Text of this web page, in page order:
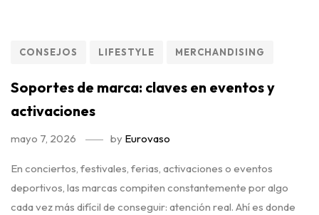
CONSEJOS LIFESTYLE MERCHANDISING
Soportes de marca: claves en eventos y
activaciones
mayo 7, 2026 by Eurovaso
En conciertos, festivales, ferias, activaciones o eventos
deportivos, las marcas compiten constantemente por algo
cada vez más difícil de conseguir: atención real. Ahí es donde